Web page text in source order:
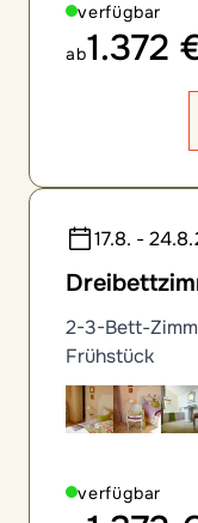
verfügbar
ab1.372
17.8. -
2-3-Bett-
Frühstück
verfügbar